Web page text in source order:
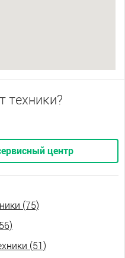
техники?
центр
(75)
(51)